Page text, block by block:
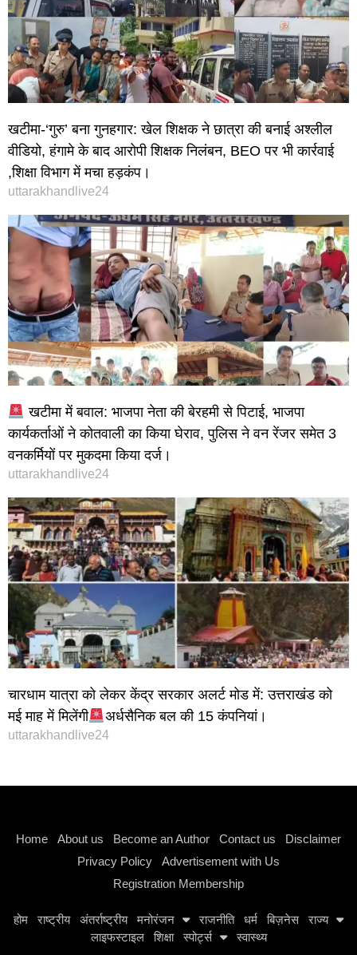
खटीमा-‘गुरु’ बना गुनहगार: खेल शिक्षक ने छात्रा की बनाई अश्लील
वीडियो, हंगामे के बाद आरोपी शिक्षक निलंबन, BEO पर भी कार्रवाई
,शिक्षा विभाग में मचा हड़कंप।
uttarakhandlive24
खटीमा में बवाल: भाजपा नेता की बेरहमी से पिटाई, भाजपा
कार्यकर्ताओं ने कोतवाली का किया घेराव, पुलिस ने वन रेंजर समेत 3
वनकर्मियों पर मुकदमा किया दर्ज।
uttarakhandlive24
चारधाम यात्रा को लेकर केंद्र सरकार अलर्ट मोड में: उत्तराखंड को
मई माह में मिलेंगी
अर्धसैनिक बल की 15 कंपनियां।
uttarakhandlive24
Home About us Become an Author Contact us
Disclaimer
Privacy Policy
Advertisement with Us
Registration Membership
होम राष्ट्रीय अंतर्राष्ट्रीय मनोरंजन राजनीति धर्म बिज़नेस
राज्य
लाइफस्टाइल
शिक्षा स्पोर्ट्स स्वास्थ्य